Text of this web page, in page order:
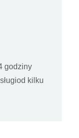
godziny
kilku